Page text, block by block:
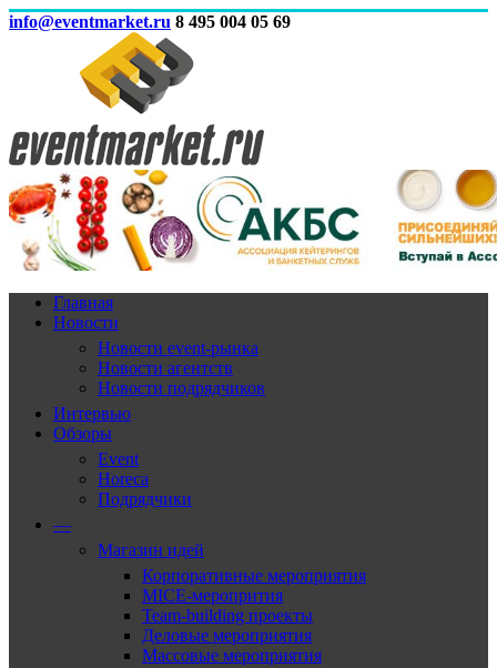
info@eventmarket.ru 8 495 004 05 69
Главная
Новости
Новости event-рынка
Новости агентств
Новости подрядчиков
Интервью
Обзоры
Event
Horeca
Подрядчики
—
Магазин идей
Корпоративные мероприятия
MICE-меропрития
Team-building проекты
Деловые мероприятия
Массовые мероприятия